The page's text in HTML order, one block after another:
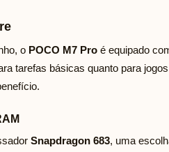
o POCO M7 Pro é equipado
tarefas básicas quanto para
Snapdragon 683, uma